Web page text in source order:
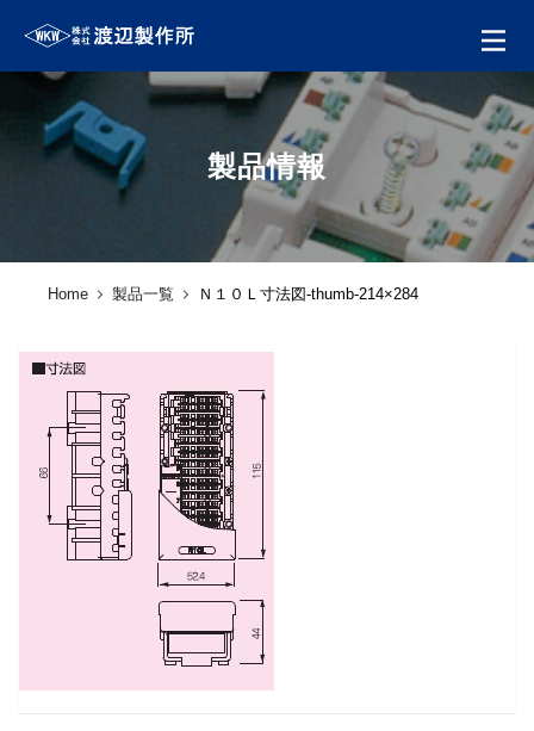
製品情報
Home 製品一覧 Ｎ１０Ｌ寸法図-thumb-214×284